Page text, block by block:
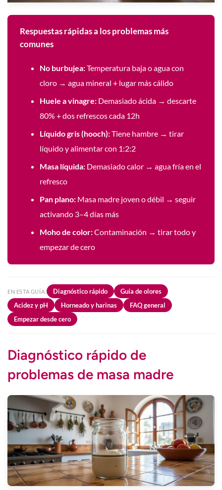
Respuestas rápidas a los problemas más
comunes
No burbujea:Temperatura baja o agua con
cloro → agua mineral + lugar más cálido
Huele a vinagre: Demasiado ácida → descarte
80% + dos refrescos cada 12h
Líquido gris (hooch):Tiene hambre → tirar
líquido y alimentar con 1:2:2
Masa líquida: Demasiado calor → agua fría en el
refresco
Pan plano: Masa madre joven o débil → seguir
activando 3–4 días más
Moho de color:Contaminación → tirar todo y
empezar de cero
EN ESTA GUÍA: Diagnóstico rápido
Guía de olores
Acidez y pH
Horneado y harinas
FAQ general
Empezar desde cero
Diagnóstico rápido de
problemas de masa madre